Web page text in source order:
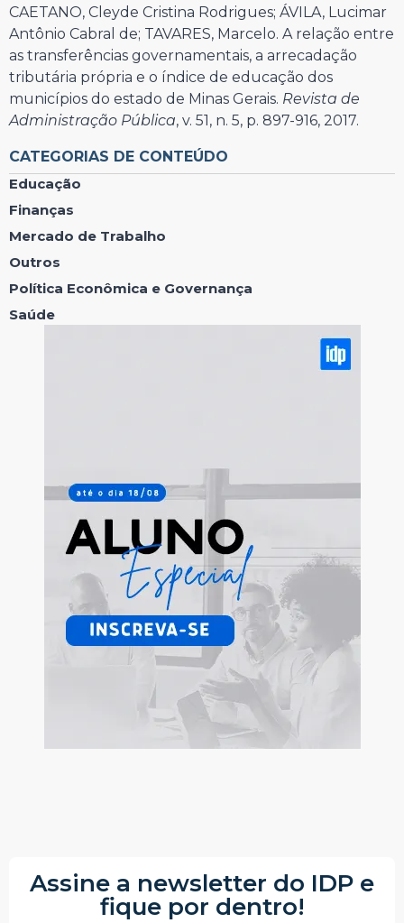
CAETANO, Cleyde Cristina Rodrigues; ÁVILA, Lucimar
Antônio Cabral de; TAVARES, Marcelo. A relação entre
as transferências governamentais, a arrecadação
tributária própria e o índice de educação dos
municípios do estado de Minas Gerais. Revista de
Administração Pública, v. 51, n. 5, p. 897-916, 2017.
CATEGORIAS DE CONTEÚDO
Educação
Finanças
Mercado de Trabalho
Outros
Política Econômica e Governança
Saúde
Assine a newsletter do IDP e
fique por dentro!